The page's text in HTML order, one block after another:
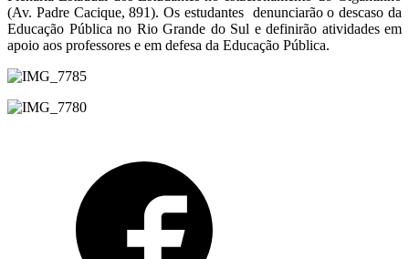
(Av. Padre Cacique, 891). Os estudantes denunciarão o descaso da
Educação Pública no Rio Grande do Sul e definirão atividades em
apoio aos professores e em defesa da Educação Pública.